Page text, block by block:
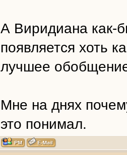
А Виридиана как-
появляется хоть
лучшее обобщение
Мне на днях
это понимал.